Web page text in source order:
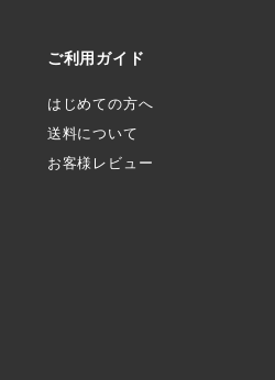
ご利用ガイド
はじめての方へ
送料について
お客様レビュー